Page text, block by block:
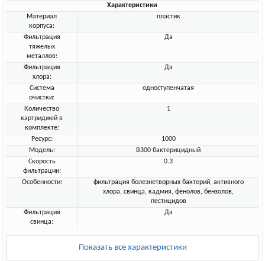
Характеристики
Материал
корпуса:
пластик
Фильтрация
тяжелых
металлов:
Да
Фильтрация
хлора:
Да
Система
очистки:
одноступенчатая
Количество
картриджей в
комплекте:
1
Ресурс:
1000
Модель:
B300 бактерицидный
Скорость
фильтрации:
0.3
Особенности:
фильтрация болезнетворных бактерий, активного
хлора, свинца, кадмия, фенолов, бензолов,
пестицидов
Фильтрация
свинца:
Да
Показать все характеристики